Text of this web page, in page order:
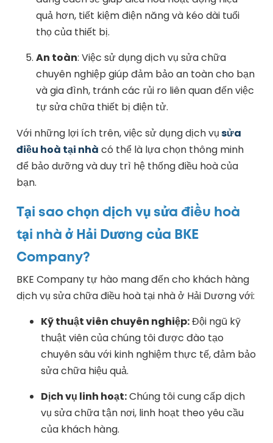
quả hơn, tiết kiệm điện năng và kéo dài tuổi
thọ của thiết bị.
An toàn: Việc sử dụng dịch vụ sửa chữa
chuyên nghiệp giúp đảm bảo an toàn cho bạn
và gia đình, tránh các rủi ro liên quan đến việc
tự sửa chữa thiết bị điện tử.
Với những lợi ích trên, việc sử dụng dịch vụsửa
điều hoà tại nhà có thể là lựa chọn thông minh
để bảo dưỡng và duy trì hệ thống điều hoà của
bạn.
Tại sao chọn dịch vụ sửa điều hoà
tại nhà ở Hải Dương của BKE
Company?
BKE Company tự hào mang đến cho khách hàng
dịch vụ sửa chữa điều hoà tại nhà ở Hải Dương với:
Kỹ thuật viên chuyên nghiệp:Đội ngũ kỹ
thuật viên của chúng tôi được đào tạo
chuyên sâu với kinh nghiệm thực tế, đảm bảo
sửa chữa hiệu quả.
Dịch vụ linh hoạt:Chúng tôi cung cấp dịch
vụ sửa chữa tận nơi, linh hoạt theo yêu cầu
của khách hàng.